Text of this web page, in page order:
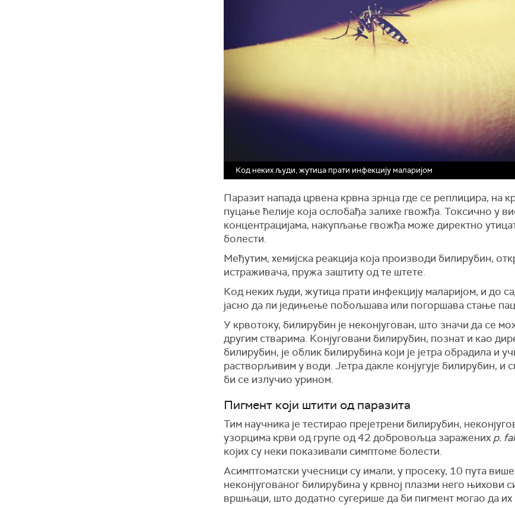
Код неких људи, жутица прати инфекцију маларијом
Паразит напада црвена крвна зрнца где се реплицира, на
пуцање ћелије која ослобађа залихе гвожђа. Токсично у
концентрацијама, накупљање гвожђа може директно
болести.
Међутим, хемијска реакција која производи билирубин,
истраживача, пружа заштиту од те штете.
Код неких људи, жутица прати инфекцију маларијом, и до
јасно да ли једињење побољшава или погоршава стање
У крвотоку, билирубин је неконјугован, што значи да се
другим стварима. Конјуговани билирубин, познат и као
билирубин, је облик билирубина који је јетра обрадила и
растворљивим у води. Јетра дакле конјугује билирубин, и
би се излучио урином.
Пигмент који штити од паразита
Тим научника је тестирао прејетрени билирубин,
узорцима крви од групе од 42 добровољца заражених p.
којих су неки показивали симптоме болести.
Асимптоматски учесници су имали, у просеку, 10 пута више
неконјугованог билирубина у крвној плазми него њихови
вршњаци, што додатно сугерише да би пигмент могао да